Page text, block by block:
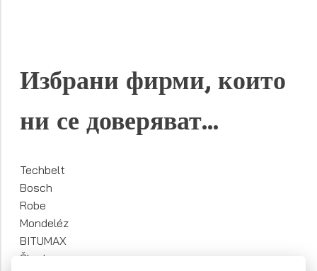
Избрани фирми, които
ни се доверяват...
Techbelt
Bosch
Robe
Mondeléz
BITUMAX
Škoda